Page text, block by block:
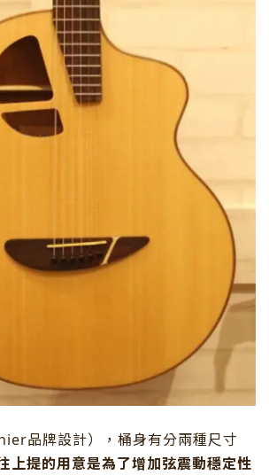
品牌設計），桶身有分兩種尺寸
上提的用意是為了增加弦震動穩定性